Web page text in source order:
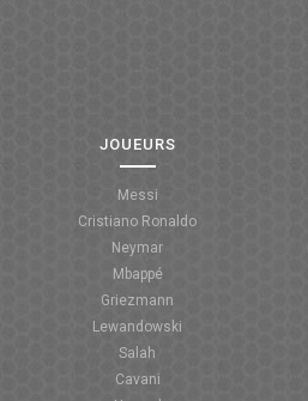
JOUEURS
Messi
Cristiano Ronaldo
Neymar
Mbappé
Griezmann
Lewandowski
Salah
Cavani